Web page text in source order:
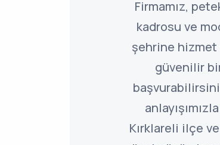
Firmamız,
kadrosu ve
şehrine
güvenilir
Kırklareli ilçe